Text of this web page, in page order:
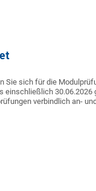
Sie sich für die
einschließlich
verbindlich an-